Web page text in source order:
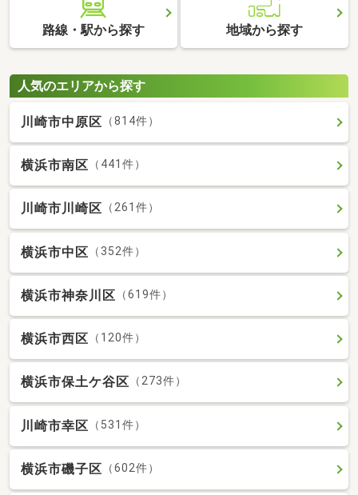
路線・駅から探す 地域から探す
人気のエリアから探す
川崎市中原区 （814件）
横浜市南区 （441件）
川崎市川崎区 （261件）
横浜市中区 （352件）
横浜市神奈川区 （619件）
横浜市西区 （120件）
横浜市保土ケ谷区 （273件）
川崎市幸区 （531件）
横浜市磯子区 （602件）